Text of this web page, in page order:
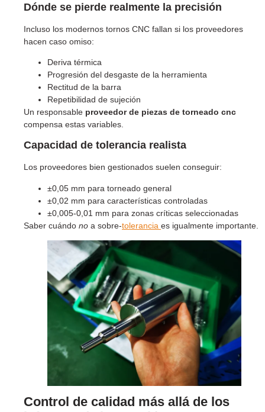
Dónde se pierde realmente la precisión
Incluso los modernos tornos CNC fallan si los proveedores
hacen caso omiso:
Deriva térmica
Progresión del desgaste de la herramienta
Rectitud de la barra
Repetibilidad de sujeción
Un responsable proveedor de piezas de torneado cnc
compensa estas variables.
Capacidad de tolerancia realista
Los proveedores bien gestionados suelen conseguir:
±0,05 mm para torneado general
±0,02 mm para características controladas
±0,005-0,01 mm para zonas críticas seleccionadas
Saber cuándo no a sobre-tolerancia es igualmente importante.
Control de calidad más allá de los